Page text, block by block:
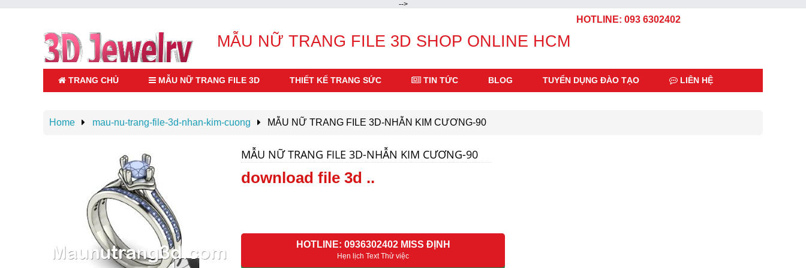
-->
Thiết kế trang sức,Mẫu nữ trang file 3d , shop
MẪU NỮ TRANG FILE 3D SHOP ONLINE HCM
HOTLINE: 093 6302402
TRANG CHỦ MẪU NỮ TRANG FILE 3D THIẾT KẾ TRANG SỨC TIN TỨC BLOG TUYỂN DỤNG ĐÀO TẠO LIÊN HỆ
Home mau-nu-trang-file-3d-nhan-kim-cuong MẪU NỮ TRANG FILE 3D-NHẪN KIM CƯƠNG-90
MẪU NỮ TRANG FILE 3D-NHẪN KIM CƯƠNG-90
download file 3d ..
HOTLINE: 0936302402 MISS ĐỊNH
Hẹn lịch Text Thử việc